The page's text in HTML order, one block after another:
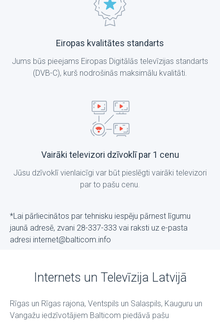
Eiropas kvalitātes standarts
Jums būs pieejams Eiropas Digitālās televīzijas standarts
(DVB-C), kurš nodrošinās maksimālu kvalitāti.
Vairāki televizori dzīvoklī par 1 cenu
Jūsu dzīvoklī vienlaicīgi var būt pieslēgti vairāki televizori
par to pašu cenu.
*Lai pārliecinātos par tehnisku iespēju pārnest līgumu
jaunā adresē, zvani 28-337-333 vai raksti uz е-pasta
adresi internet@balticom.info
Internets un Televīzija Latvijā
Rīgas un Rīgas rajona, Ventspils un Salaspils, Kauguru un
Vangažu iedzīvotājiem Balticom piedāvā pašu